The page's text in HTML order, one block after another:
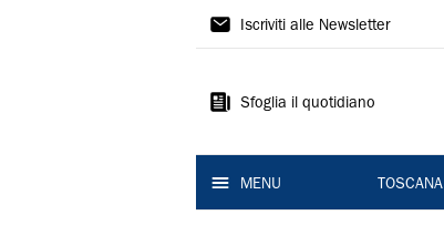
Il
Iscriviti alle Newsletter
Sfoglia il quotidiano
MENU TOSCANA